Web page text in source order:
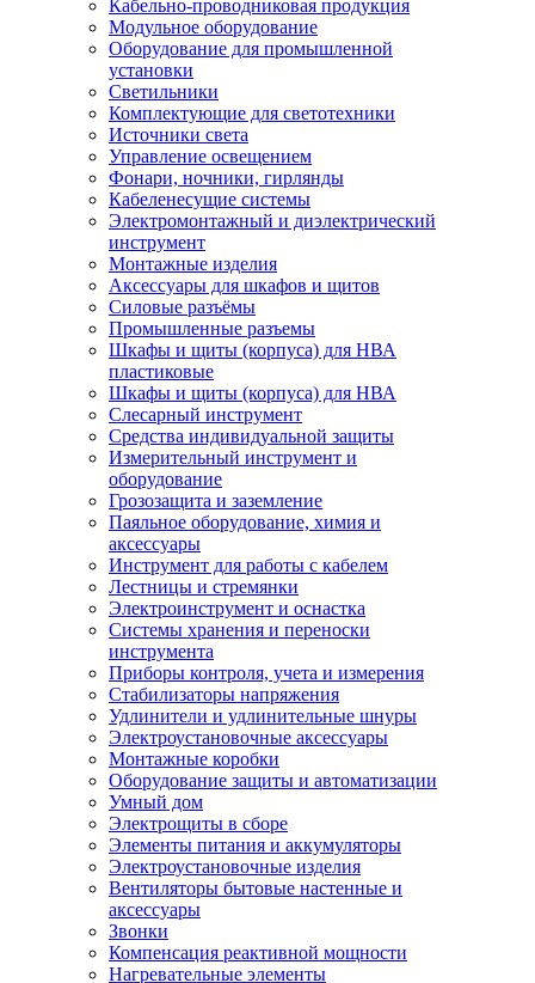
Кабельно-проводниковая продукция
Модульное оборудование
Оборудование для промышленной
установки
Светильники
Комплектующие для светотехники
Источники света
Управление освещением
Фонари, ночники, гирлянды
Кабеленесущие системы
Электромонтажный и диэлектрический
инструмент
Монтажные изделия
Аксессуары для шкафов и щитов
Силовые разъёмы
Промышленные разъемы
Шкафы и щиты (корпуса) для НВА
пластиковые
Шкафы и щиты (корпуса) для НВА
Слесарный инструмент
Средства индивидуальной защиты
Измерительный инструмент и
оборудование
Грозозащита и заземление
Паяльное оборудование, химия и
аксессуары
Инструмент для работы с кабелем
Лестницы и стремянки
Электроинструмент и оснастка
Системы хранения и переноски
инструмента
Приборы контроля, учета и измерения
Стабилизаторы напряжения
Удлинители и удлинительные шнуры
Электроустановочные аксессуары
Монтажные коробки
Оборудование защиты и автоматизации
Умный дом
Электрощиты в сборе
Элементы питания и аккумуляторы
Электроустановочные изделия
Вентиляторы бытовые настенные и
аксессуары
Звонки
Компенсация реактивной мощности
Нагревательные элементы